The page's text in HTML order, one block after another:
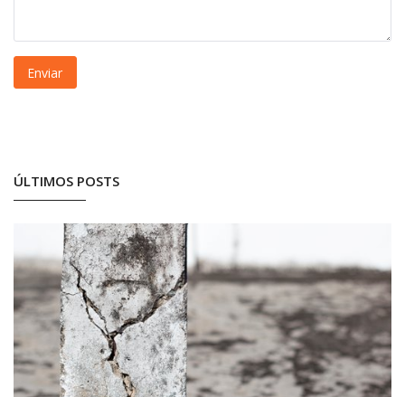
Enviar
ÚLTIMOS POSTS